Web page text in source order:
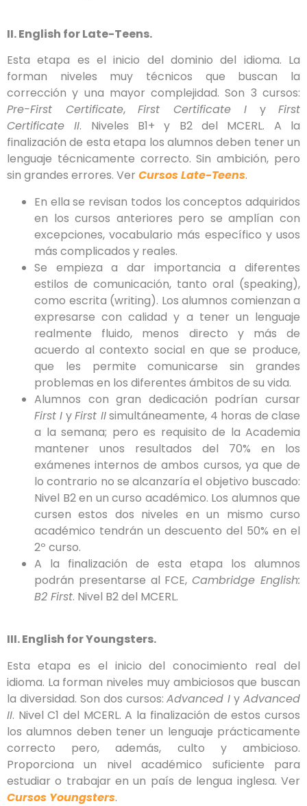
II. English for Late-Teens.
Esta etapa es el inicio del dominio del idioma. La
forman niveles muy técnicos que buscan la
corrección y una mayor complejidad. Son 3 cursos:
Pre-First Certificate, First Certificate I y First
Certificate II. Niveles B1+ y B2 del MCERL. A la
finalización de esta etapa los alumnos deben tener un
lenguaje técnicamente correcto. Sin ambición, pero
sin grandes errores. Ver Cursos Late-Teens.
En ella se revisan todos los conceptos adquiridos
en los cursos anteriores pero se amplían con
excepciones, vocabulario más específico y usos
más complicados y reales.
Se empieza a dar importancia a diferentes
estilos de comunicación, tanto oral (speaking),
como escrita (writing). Los alumnos comienzan a
expresarse con calidad y a tener un lenguaje
realmente fluido, menos directo y más de
acuerdo al contexto social en que se produce,
que les permite comunicarse sin grandes
problemas en los diferentes ámbitos de su vida.
Alumnos con gran dedicación podrían cursar
First I yFirst IIsimultáneamente, 4 horas de clase
a la semana; pero es requisito de la Academia
mantener unos resultados del 70% en los
exámenes internos de ambos cursos, ya que de
lo contrario no se alcanzaría el objetivo buscado:
Nivel B2 en un curso académico. Los alumnos que
cursen estos dos niveles en un mismo curso
académico tendrán un descuento del 50% en el
2º curso.
A la finalización de esta etapa los alumnos
podrán presentarse al FCE,Cambridge English:
B2 First. Nivel B2 del MCERL.
III. English for Youngsters.
Esta etapa es el inicio del conocimiento real del
idioma. La forman niveles muy ambiciosos que buscan
la diversidad. Son dos cursos:Advanced I y Advanced
II. Nivel C1 del MCERL. A la finalización de estos cursos
los alumnos deben tener un lenguaje prácticamente
correcto pero, además, culto y ambicioso.
Proporciona un nivel académico suficiente para
estudiar o trabajar en un país de lengua inglesa. Ver
Cursos Youngsters.